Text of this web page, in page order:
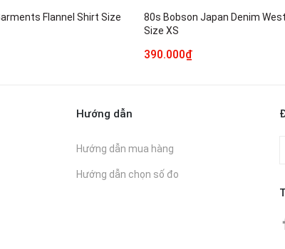
Flannel Shirt Size
80s Bobson Japan Denim
Size XS
390.000₫
Hướng dẫn
Hướng dẫn mua hàng
Hướng dẫn chọn số đo